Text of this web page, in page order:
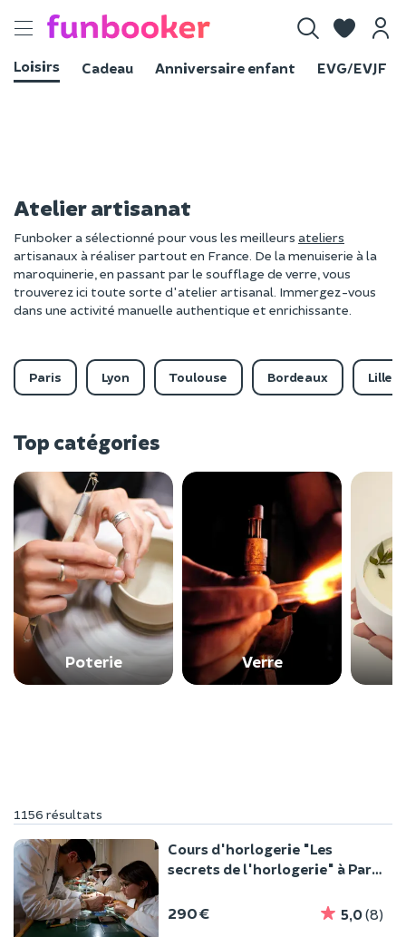
Toggle
Loisirs
Cadeau Anniversaire enfant EVG/EVJF
Atelier artisanat
Funboker a sélectionné pour vous les meilleurs ateliers
artisanaux à réaliser partout en France. De la menuiserie à la
maroquinerie, en passant par le soufflage de verre, vous
trouverez ici toute sorte d'atelier artisanal. Immergez-vous
dans une activité manuelle authentique et enrichissante.
Paris Lyon Toulouse Bordeaux Lille
Top catégories
Poterie Verre
1156 résultats
Cours d'horlogerie "Les
secrets de l'horlogerie" à Paris
290 € 5,0(8)